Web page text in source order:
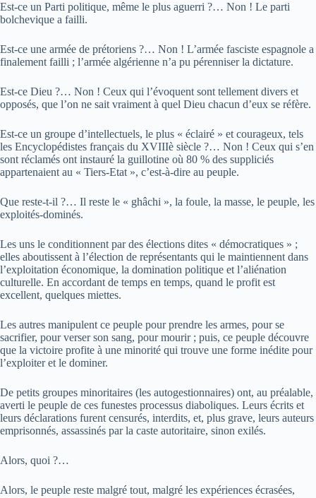
Est-ce un Parti politique, même le plus aguerri ?… Non ! Le parti
bolchevique a failli.
Est-ce une armée de prétoriens ?… Non ! L’armée fasciste espagnole a
finalement failli ; l’armée algérienne n’a pu pérenniser la dictature.
Est-ce Dieu ?… Non ! Ceux qui l’évoquent sont tellement divers et
opposés, que l’on ne sait vraiment à quel Dieu chacun d’eux se réfère.
Est-ce un groupe d’intellectuels, le plus « éclairé » et courageux, tels
les Encyclopédistes français du XVIIIè siècle ?… Non ! Ceux qui s’en
sont réclamés ont instauré la guillotine où 80 % des suppliciés
appartenaient au « Tiers-Etat », c’est-à-dire au peuple.
Que reste-t-il ?… Il reste le « ghâchi », la foule, la masse, le peuple, les
exploités-dominés.
Les uns le conditionnent par des élections dites « démocratiques » ;
elles aboutissent à l’élection de représentants qui le maintiennent dans
l’exploitation économique, la domination politique et l’aliénation
culturelle. En accordant de temps en temps, quand le profit est
excellent, quelques miettes.
Les autres manipulent ce peuple pour prendre les armes, pour se
sacrifier, pour verser son sang, pour mourir ; puis, ce peuple découvre
que la victoire profite à une minorité qui trouve une forme inédite pour
l’exploiter et le dominer.
De petits groupes minoritaires (les autogestionnaires) ont, au préalable,
averti le peuple de ces funestes processus diaboliques. Leurs écrits et
leurs déclarations furent censurés, interdits, et, plus grave, leurs auteurs
emprisonnés, assassinés par la caste autoritaire, sinon exilés.
Alors, quoi ?…
Alors, le peuple reste malgré tout, malgré les expériences écrasées,